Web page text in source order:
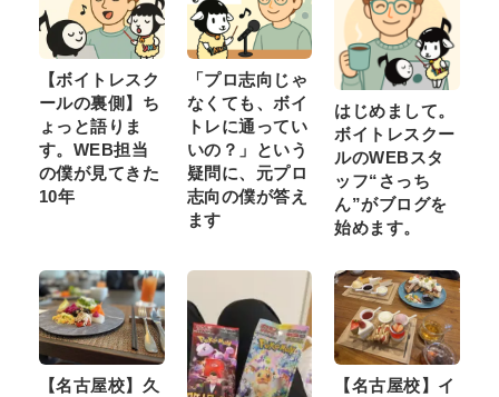
【ボイトレスク
ールの裏側】ち
ょっと語りま
す。WEB担当
の僕が見てきた
10年
「プロ志向じゃ
なくても、ボイ
トレに通ってい
いの？」という
疑問に、元プロ
志向の僕が答え
ます
はじめまして。
ボイトレスクー
ルのWEBスタ
ッフ“さっち
ん”がブログを
始めます。
【名古屋校】久
【名古屋校】イ